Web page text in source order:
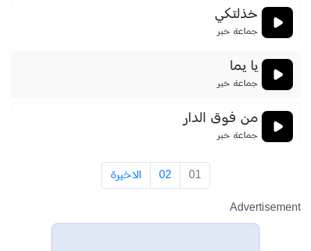
خذلتكي
جماعة خير
يا يما
جماعة خير
من فوق الدار
جماعة خير
01
02 الاخيرة
Advertisement